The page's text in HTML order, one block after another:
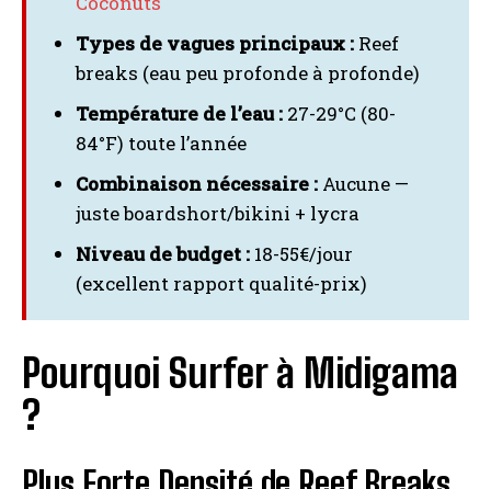
Types de vagues principaux : Reef
breaks (eau peu profonde à profonde)
Température de l’eau : 27-29°C (80-
84°F) toute l’année
Combinaison nécessaire : Aucune —
juste boardshort/bikini + lycra
Niveau de budget : 18-55€/jour
(excellent rapport qualité-prix)
Pourquoi Surfer à Midigama
?